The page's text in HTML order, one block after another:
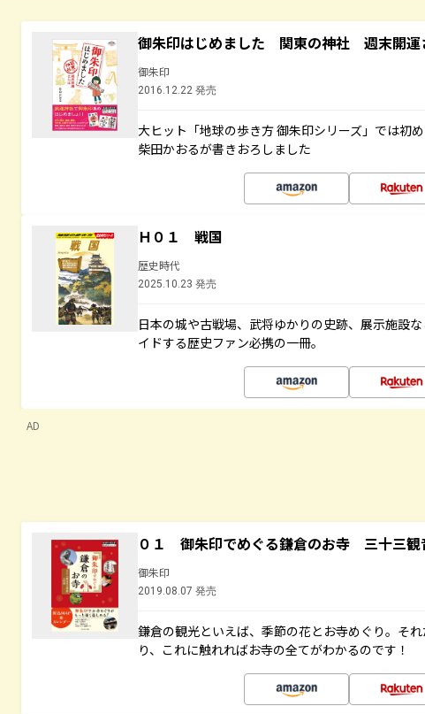
御朱印はじめました 関東の神社 週末開運
御朱印
2016.12.22 発売
大ヒット「地球の歩き方 御朱印シリーズ」では初
柴田かおるが書きおろしました
Ｈ０１ 戦国
歴史時代
2025.10.23 発売
日本の城や古戦場、武将ゆかりの史跡、展示施設
イドする歴史ファン必携の一冊。
AD
０１ 御朱印でめぐる鎌倉のお寺 三十三
御朱印
2019.08.07 発売
鎌倉の観光といえば、季節の花とお寺めぐり。そ
り、これに触れればお寺の全てがわかるのです！